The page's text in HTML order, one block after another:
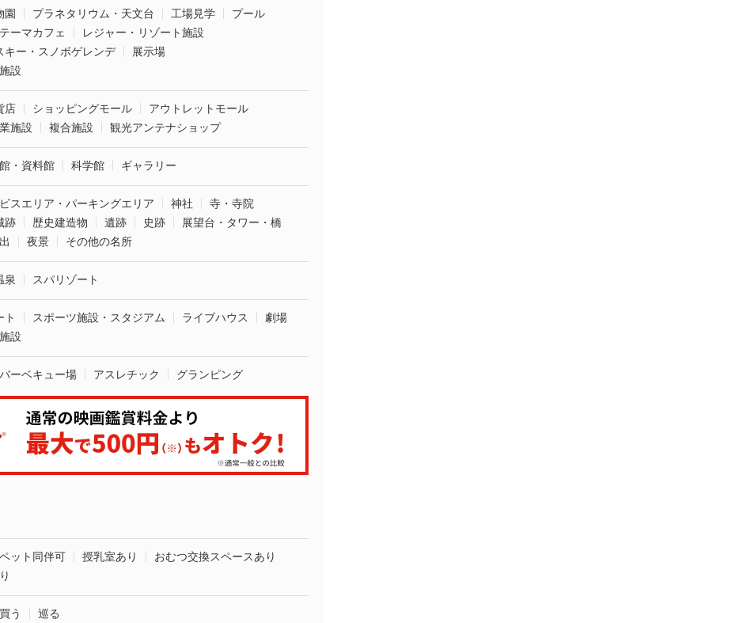
園 プラネタリウム・天文台 工場見学
プール
ーマカフェ
レジャー・リゾート施設
キー・スノボゲレンデ
展示場
設
店 ショッピングモール
アウトレットモール
施設
複合施設 観光アンテナショップ
・資料館 科学館 ギャラリー
スエリア・パーキングエリア 神社
寺・寺院
跡 歴史建造物 遺跡 史跡
展望台・タワー・橋
夜景 その他の名所
泉 スパリゾート
ト スポーツ施設・スタジアム ライブハウス
劇場
設
バーベキュー場 アスレチック グランピング
ペット同伴可 授乳室あり
おむつ交換スペースあり
買う 巡る